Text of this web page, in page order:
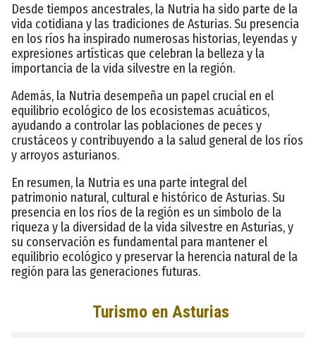
Desde tiempos ancestrales, la Nutria ha sido parte de la
vida cotidiana y las tradiciones de Asturias. Su presencia
en los ríos ha inspirado numerosas historias, leyendas y
expresiones artísticas que celebran la belleza y la
importancia de la vida silvestre en la región.
Además, la Nutria desempeña un papel crucial en el
equilibrio ecológico de los ecosistemas acuáticos,
ayudando a controlar las poblaciones de peces y
crustáceos y contribuyendo a la salud general de los ríos
y arroyos asturianos.
En resumen, la Nutria es una parte integral del
patrimonio natural, cultural e histórico de Asturias. Su
presencia en los ríos de la región es un símbolo de la
riqueza y la diversidad de la vida silvestre en Asturias, y
su conservación es fundamental para mantener el
equilibrio ecológico y preservar la herencia natural de la
región para las generaciones futuras.